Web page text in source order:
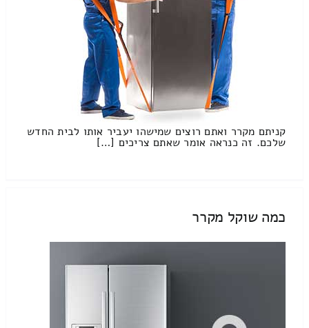
קניתם מקרר ואתם רוצים שמישהו יעביר אותו לבית החדש
שלכם. זה כנראה אומר שאתם צריכים […]
כמה שוקל מקרר